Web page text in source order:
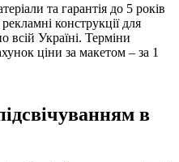
та гарантія до 5 років
конструкції для
всій Україні. Терміни
ціни за макетом – за 1
в